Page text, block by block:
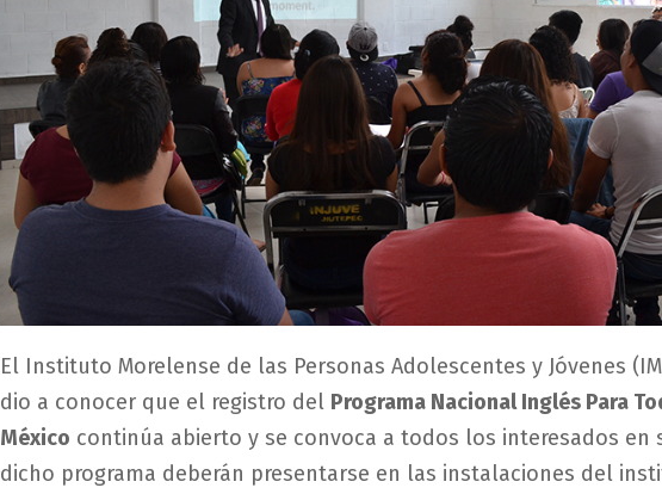
El Instituto Morelense de las Personas Adolescentes y Jóvenes
dio a conocer que el registro del Programa Nacional Inglés Para
México continúa abierto y se convoca a todos los interesados en
dicho programa deberán presentarse en las instalaciones del